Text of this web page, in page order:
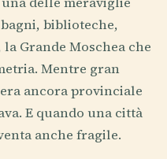
biblioteche,
Grande Moschea che
Mentre gran
ancora provinciale
E quando una città
anche fragile.